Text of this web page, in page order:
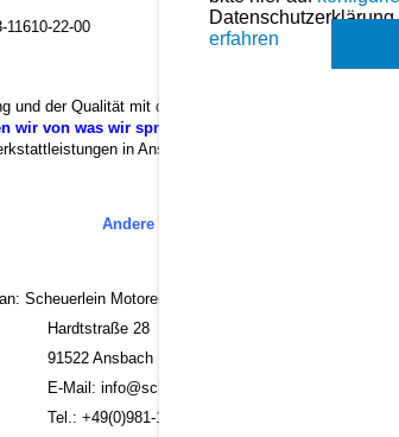
11610-22-00
und der Qualität mit das Beste was es im Bereich der
wir von was wir sprechen.
in Anspruch nehmen. Preise hierzu
Andere Ersatzteile für dieses Modell
Scheuerlein Motorentechnik
28
17554
erfahren